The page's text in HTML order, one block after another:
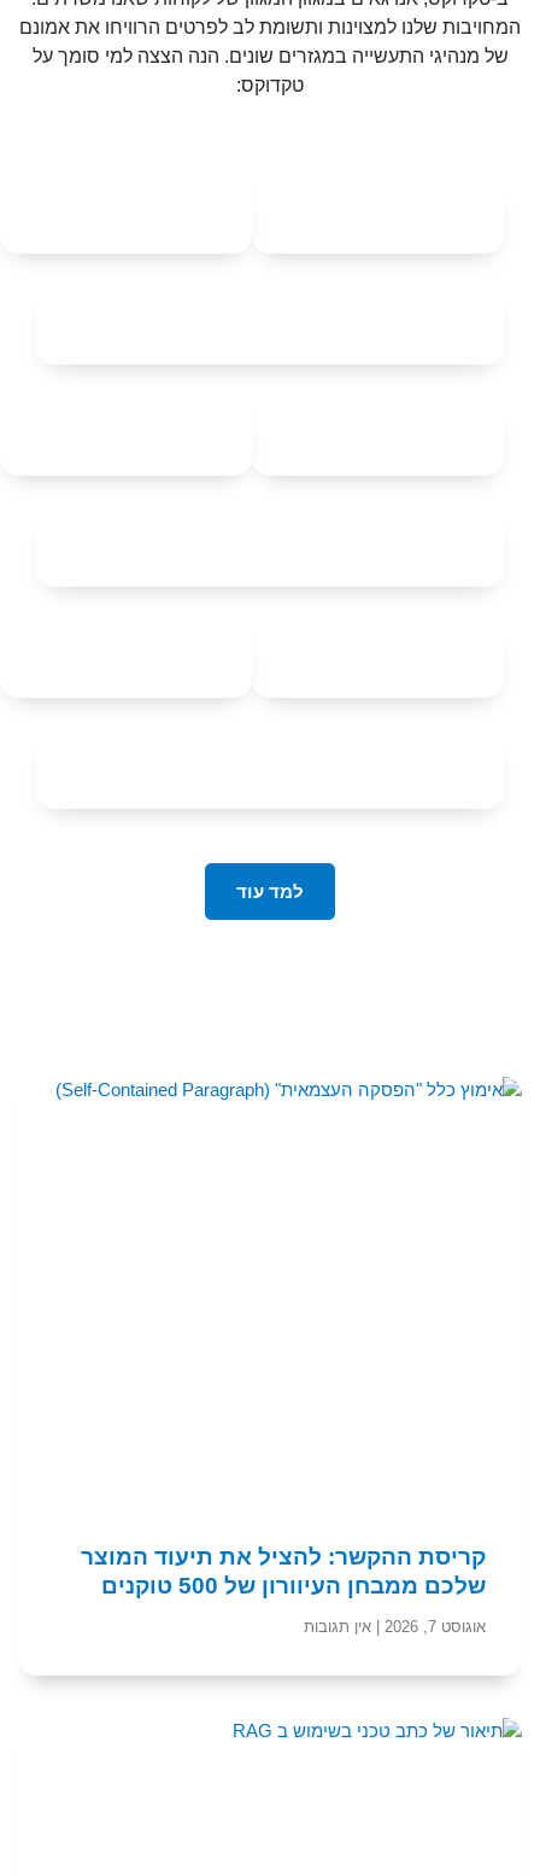
המחויבות שלנו למצוינות ותשומת לב לפרטים הרוויחו את אמונם
של מנהיגי התעשייה במגזרים שונים. הנה הצצה למי סומך על
טקדוקס:
למד עוד
קריסת ההקשר: להציל את תיעוד המוצר
שלכם ממבחן העיוורון של 500 טוקנים
אוגוסט 7, 2026 אין תגובות